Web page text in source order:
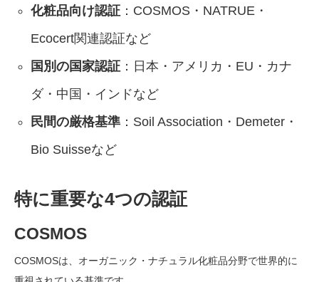
化粧品向け認証 ：COSMOS・NATRUE・
Ecocert関連認証など
国別の国家認証 ：日本・アメリカ・EU・カナ
ダ・中国・インドなど
民間の厳格基準 ：Soil Association・Demeter・
Bio Suisseなど
特に重要な4つの認証
COSMOS
COSMOSは、オーガニック・ナチュラル化粧品分野で世界的に